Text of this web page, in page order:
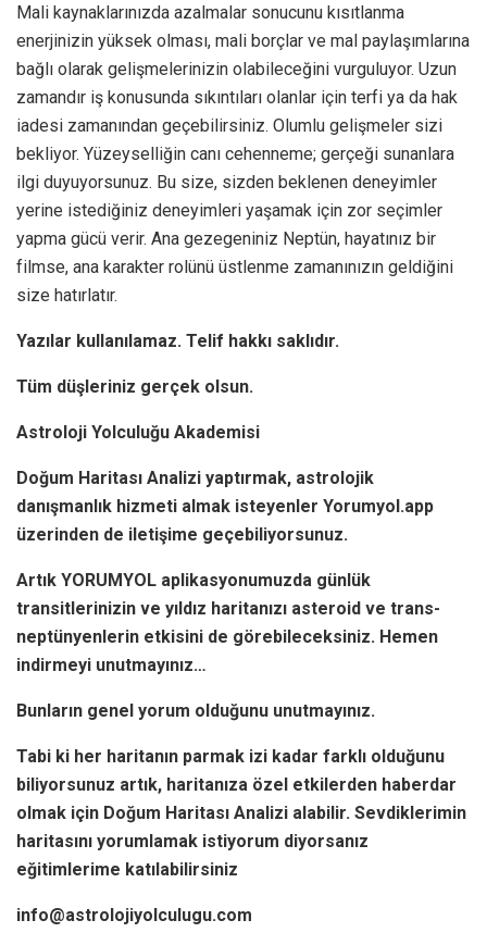
Mali kaynaklarınızda azalmalar sonucunu kısıtlanma
enerjinizin yüksek olması, mali borçlar ve mal paylaşımlarına
bağlı olarak gelişmelerinizin olabileceğini vurguluyor. Uzun
zamandır iş konusunda sıkıntıları olanlar için terfi ya da hak
iadesi zamanından geçebilirsiniz. Olumlu gelişmeler sizi
bekliyor. Yüzeyselliğin canı cehenneme; gerçeği sunanlara
ilgi duyuyorsunuz. Bu size, sizden beklenen deneyimler
yerine istediğiniz deneyimleri yaşamak için zor seçimler
yapma gücü verir. Ana gezegeniniz Neptün, hayatınız bir
filmse, ana karakter rolünü üstlenme zamanınızın geldiğini
size hatırlatır.
Yazılar kullanılamaz. Telif hakkı saklıdır.
Tüm düşleriniz gerçek olsun.
Astroloji Yolculuğu Akademisi
Doğum Haritası Analizi yaptırmak, astrolojik
danışmanlık hizmeti almak isteyenler Yorumyol.app
üzerinden de iletişime geçebiliyorsunuz.
Artık YORUMYOL aplikasyonumuzda günlük
transitlerinizin ve yıldız haritanızı asteroid ve trans-
neptünyenlerin etkisini de görebileceksiniz. Hemen
indirmeyi unutmayınız…
Bunların genel yorum olduğunu unutmayınız.
Tabi ki her haritanın parmak izi kadar farklı olduğunu
biliyorsunuz artık, haritanıza özel etkilerden haberdar
olmak için Doğum Haritası Analizi alabilir. Sevdiklerimin
haritasını yorumlamak istiyorum diyorsanız
eğitimlerime katılabilirsiniz
info@astrolojiyolculugu.com